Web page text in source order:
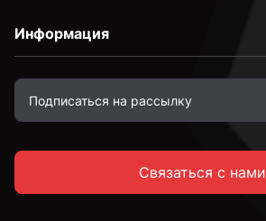
Информация
Связаться с нами